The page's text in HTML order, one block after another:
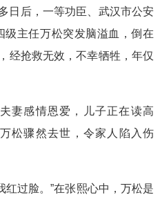
日后，一等功臣、武汉市公安
级主任万松突发脑溢血，倒在
经抢救无效，不幸牺牲，年仅
妻感情恩爱，儿子正在读高
松骤然去世，令家人陷入伤
红过脸。”在张熙心中，万松是